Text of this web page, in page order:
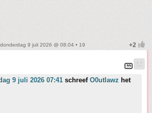
donderdag 9 juli 2026 @ 08:04 • 19
9 juli 2026 07:41 schreef O0utlawz het